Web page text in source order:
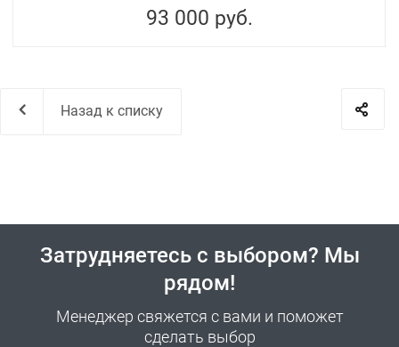
93 000 руб.
Назад к списку
Затрудняетесь с выбором? Мы
рядом!
Менеджер свяжется с вами и поможет
сделать выбор